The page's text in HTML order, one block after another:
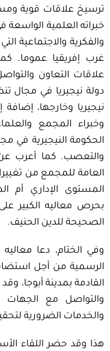
ترسيخ علاقات قوية
خبراته العلمية الواسعة
والفكرية والاجتماعية
غرب إفريقيا عموما.
علاقات التعاون
دولة نيجيريا في مجال
نيجيريا وخارجها، إضافة
وخبراء المجمع
الحكومة النيجيرية في
والتعصب. كما أعرب عن
العامة للمجمع من
المستوى الإداري أم
بحرص معاليه الكبير
الصحيحة للدين الحنيف.
وفي الختام، دعا
الرسمية من أجل
القادمة بمدينة أبوجا،
والتواصل مع الجهات
والخدمات الضرورية
هذا وقد حضر اللقاء